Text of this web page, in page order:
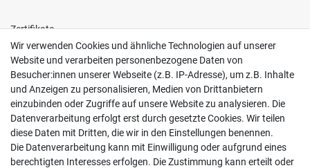
Zertifikate
Wir verwenden Cookies und ähnliche Technologien auf unserer
Website und verarbeiten personenbezogene Daten von
Besucher:innen unserer Webseite (z.B. IP-Adresse), um z.B. Inhalte
und Anzeigen zu personalisieren, Medien von Drittanbietern
einzubinden oder Zugriffe auf unsere Website zu analysieren. Die
Datenverarbeitung erfolgt erst durch gesetzte Cookies. Wir teilen
diese Daten mit Dritten, die wir in den Einstellungen benennen.
Die Datenverarbeitung kann mit Einwilligung oder aufgrund eines
berechtigten Interesses erfolgen. Die Zustimmung kann erteilt oder